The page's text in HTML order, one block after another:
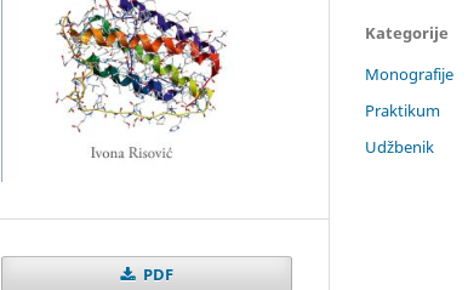
PDF
Kategorije
Monografije
Praktikum
Udžbenik